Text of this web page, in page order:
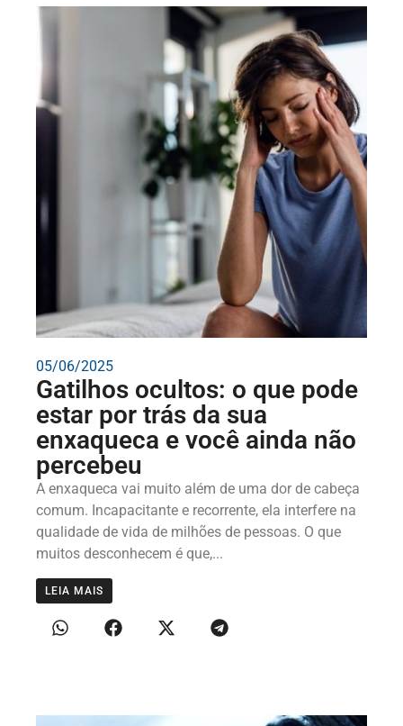
05/06/2025
Gatilhos ocultos: o que pode
estar por trás da sua
enxaqueca e você ainda não
percebeu
A enxaqueca vai muito além de uma dor de cabeça
comum. Incapacitante e recorrente, ela interfere na
qualidade de vida de milhões de pessoas. O que
muitos desconhecem é que,...
LEIA MAIS